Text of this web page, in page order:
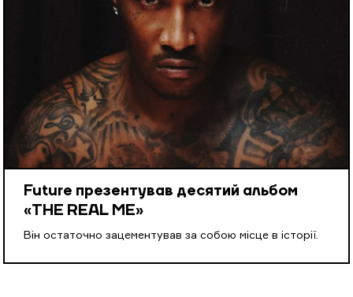
Future презентував десятий альбом
«THE REAL ME»
Він остаточно зацементував за собою місце в історії.